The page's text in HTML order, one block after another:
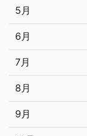
5月
6月
7月
8月
9月